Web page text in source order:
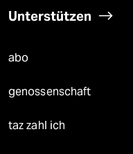
Unterstützen
abo
genossenschaft
taz zahl ich